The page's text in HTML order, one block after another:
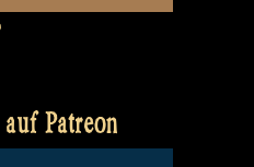
Patreon